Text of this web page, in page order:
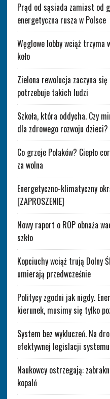
Prąd od sąsiada zamiast od
energetyczna rusza w Polsce
Węglowe lobby wciąż trzyma
koło
Zielona rewolucja zaczyna
potrzebuje takich ludzi
Szkoła, która oddycha. Czy
dla zdrowego rozwoju dzieci?
Co grzeje Polaków? Ciepło
za wolna
Energetyczno-klimatyczny
[ZAPROSZENIE]
Nowy raport o ROP obnaża
szkło
Kopciuchy wciąż trują Dolny
umierają przedwcześnie
Politycy zgodni jak nigdy.
kierunek, musimy się tylko
System bez wykluczeń. Na
efektywnej legislacji
Naukowcy ostrzegają:
kopalń